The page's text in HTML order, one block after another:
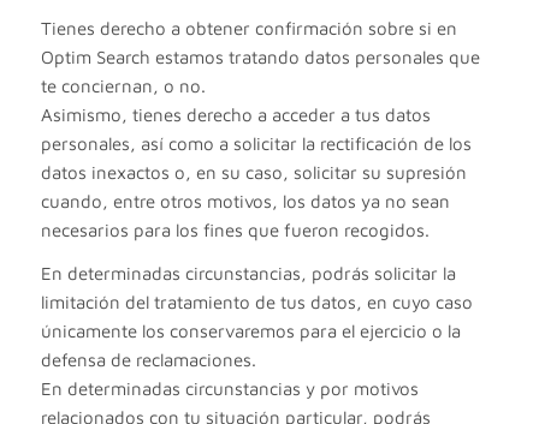
Tienes derecho a obtener confirmación sobre si en
Optim Search estamos tratando datos personales que
te conciernan, o no.
Asimismo, tienes derecho a acceder a tus datos
personales, así como a solicitar la rectificación de los
datos inexactos o, en su caso, solicitar su supresión
cuando, entre otros motivos, los datos ya no sean
necesarios para los fines que fueron recogidos.
En determinadas circunstancias, podrás solicitar la
limitación del tratamiento de tus datos, en cuyo caso
únicamente los conservaremos para el ejercicio o la
defensa de reclamaciones.
En determinadas circunstancias y por motivos
relacionados con tu situación particular, podrás